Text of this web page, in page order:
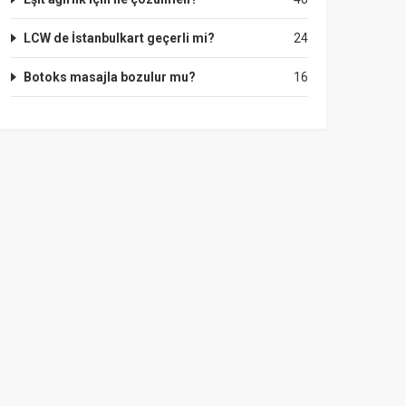
24
LCW de İstanbulkart geçerli mi?
16
Botoks masajla bozulur mu?